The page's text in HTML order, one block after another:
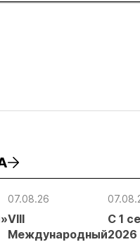
07.08.26
VIII
Международный
С 1
2026